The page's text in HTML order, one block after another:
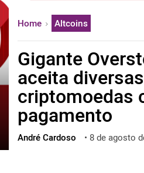
日本語
русский
한국어
العربية
ไทย
ქართული
Home Altcoins
Gigante
aceita diversas
criptomoedas
pagamento
André Cardoso • 8 de agosto